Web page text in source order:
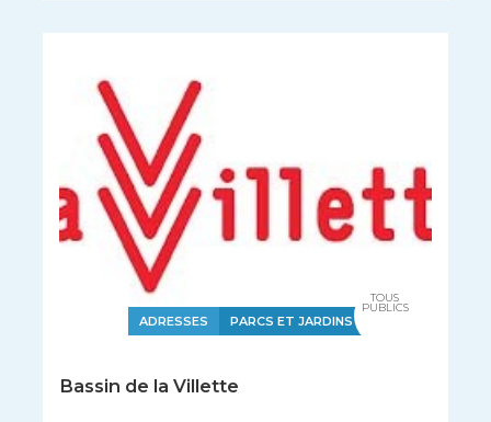
ADRESSES PARCS ET JARDINS
Bassin de la Villette
TOUS
PUBLICS